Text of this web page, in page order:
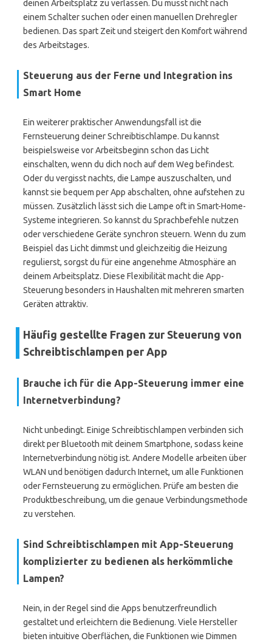
deinen Arbeitsplatz zu verlassen. Du musst nicht nach
einem Schalter suchen oder einen manuellen Drehregler
bedienen. Das spart Zeit und steigert den Komfort während
des Arbeitstages.
Steuerung aus der Ferne und Integration ins
Smart Home
Ein weiterer praktischer Anwendungsfall ist die
Fernsteuerung deiner Schreibtischlampe. Du kannst
beispielsweise vor Arbeitsbeginn schon das Licht
einschalten, wenn du dich noch auf dem Weg befindest.
Oder du vergisst nachts, die Lampe auszuschalten, und
kannst sie bequem per App abschalten, ohne aufstehen zu
müssen. Zusätzlich lässt sich die Lampe oft in Smart-Home-
Systeme integrieren. So kannst du Sprachbefehle nutzen
oder verschiedene Geräte synchron steuern. Wenn du zum
Beispiel das Licht dimmst und gleichzeitig die Heizung
regulierst, sorgst du für eine angenehme Atmosphäre an
deinem Arbeitsplatz. Diese Flexibilität macht die App-
Steuerung besonders in Haushalten mit mehreren smarten
Geräten attraktiv.
Häufig gestellte Fragen zur Steuerung von
Schreibtischlampen per App
Brauche ich für die App-Steuerung immer eine
Internetverbindung?
Nicht unbedingt. Einige Schreibtischlampen verbinden sich
direkt per Bluetooth mit deinem Smartphone, sodass keine
Internetverbindung nötig ist. Andere Modelle arbeiten über
WLAN und benötigen dadurch Internet, um alle Funktionen
oder Fernsteuerung zu ermöglichen. Prüfe am besten die
Produktbeschreibung, um die genaue Verbindungsmethode
zu verstehen.
Sind Schreibtischlampen mit App-Steuerung
komplizierter zu bedienen als herkömmliche
Lampen?
Nein, in der Regel sind die Apps benutzerfreundlich
gestaltet und erleichtern die Bedienung. Viele Hersteller
bieten intuitive Oberflächen, die Funktionen wie Dimmen